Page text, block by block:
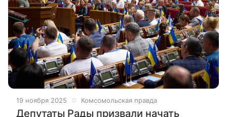
19 ноября 2025 Комсомольская правда
Депутаты Рады призвали начать